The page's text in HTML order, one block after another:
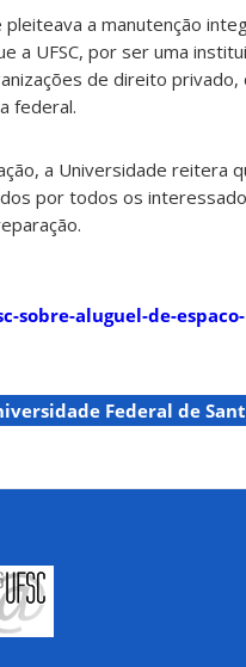
a manutenção
a UFSC, por ser uma
de direito privado,
federal.
a Universidade reitera
por todos os
sobre-aluguel-de-
Federal de